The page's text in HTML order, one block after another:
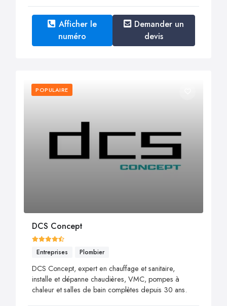
Afficher le
numéro
Demander un
devis
POPULAIRE
DCS Concept
Entreprises Plombier
DCS Concept, expert en chauffage et sanitaire,
installe et dépanne chaudières, VMC, pompes à
chaleur et salles de bain complètes depuis 30 ans.